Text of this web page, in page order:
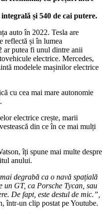
și 540 de cai putere.
auto în 2022. Tesla are
reflectă și în lumea
ar putea fi unul dintre anii
electrice. Mercedes,
modelele mașinilor electrice
cu cea mai mare autonomie
electrice crește, marii
din ce în ce mai mulți
îți spune mai multe despre
anului.
degrabă ca o navă spațială
un GT, ca Porsche Tycan, sau
De fapt, este destul de mic.”,
într-un clip postat pe Youtube.